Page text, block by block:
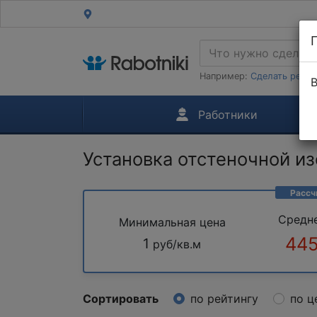
Например: Сделать
Работники
Установка отстеночной
Минимальная цена
1 руб/кв.м
Сортировать по рейтингу по